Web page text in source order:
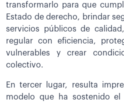
transformarlo para que
Estado de derecho, brindar
servicios públicos de
regular con eficiencia,
vulnerables y crear
colectivo.
En tercer lugar, resulta
modelo que ha sostenido el